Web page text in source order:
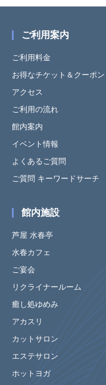
ご利用案内
ご利用料金
お得なチケット＆クーポン
アクセス
ご利用の流れ
館内案内
イベント情報
よくあるご質問
ご質問 キーワードサーチ
館内施設
芦屋 水春亭
水春カフェ
ご宴会
リクライナールーム
癒し処ゆめみ
アカスリ
カットサロン
エステサロン
ホットヨガ